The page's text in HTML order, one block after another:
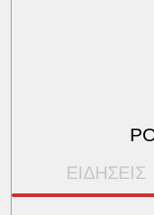
ΕΙΔΗΣΕΙΣ